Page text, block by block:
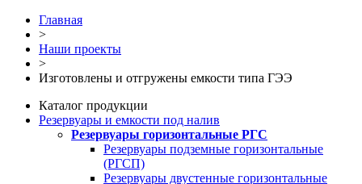
Главная
>
Наши проекты
>
Изготовлены и отгружены емкости типа ГЭЭ
Каталог продукции
Резервуары и емкости под налив
Резервуары горизонтальные РГС
Резервуары подземные горизонтальные
(РГСП)
Резервуары двустенные горизонтальные